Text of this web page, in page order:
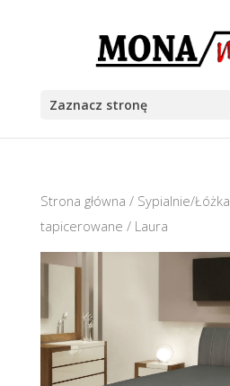
Zaznacz stronę
Strona główna / Sypialnie/Łóżka
tapicerowane / Laura